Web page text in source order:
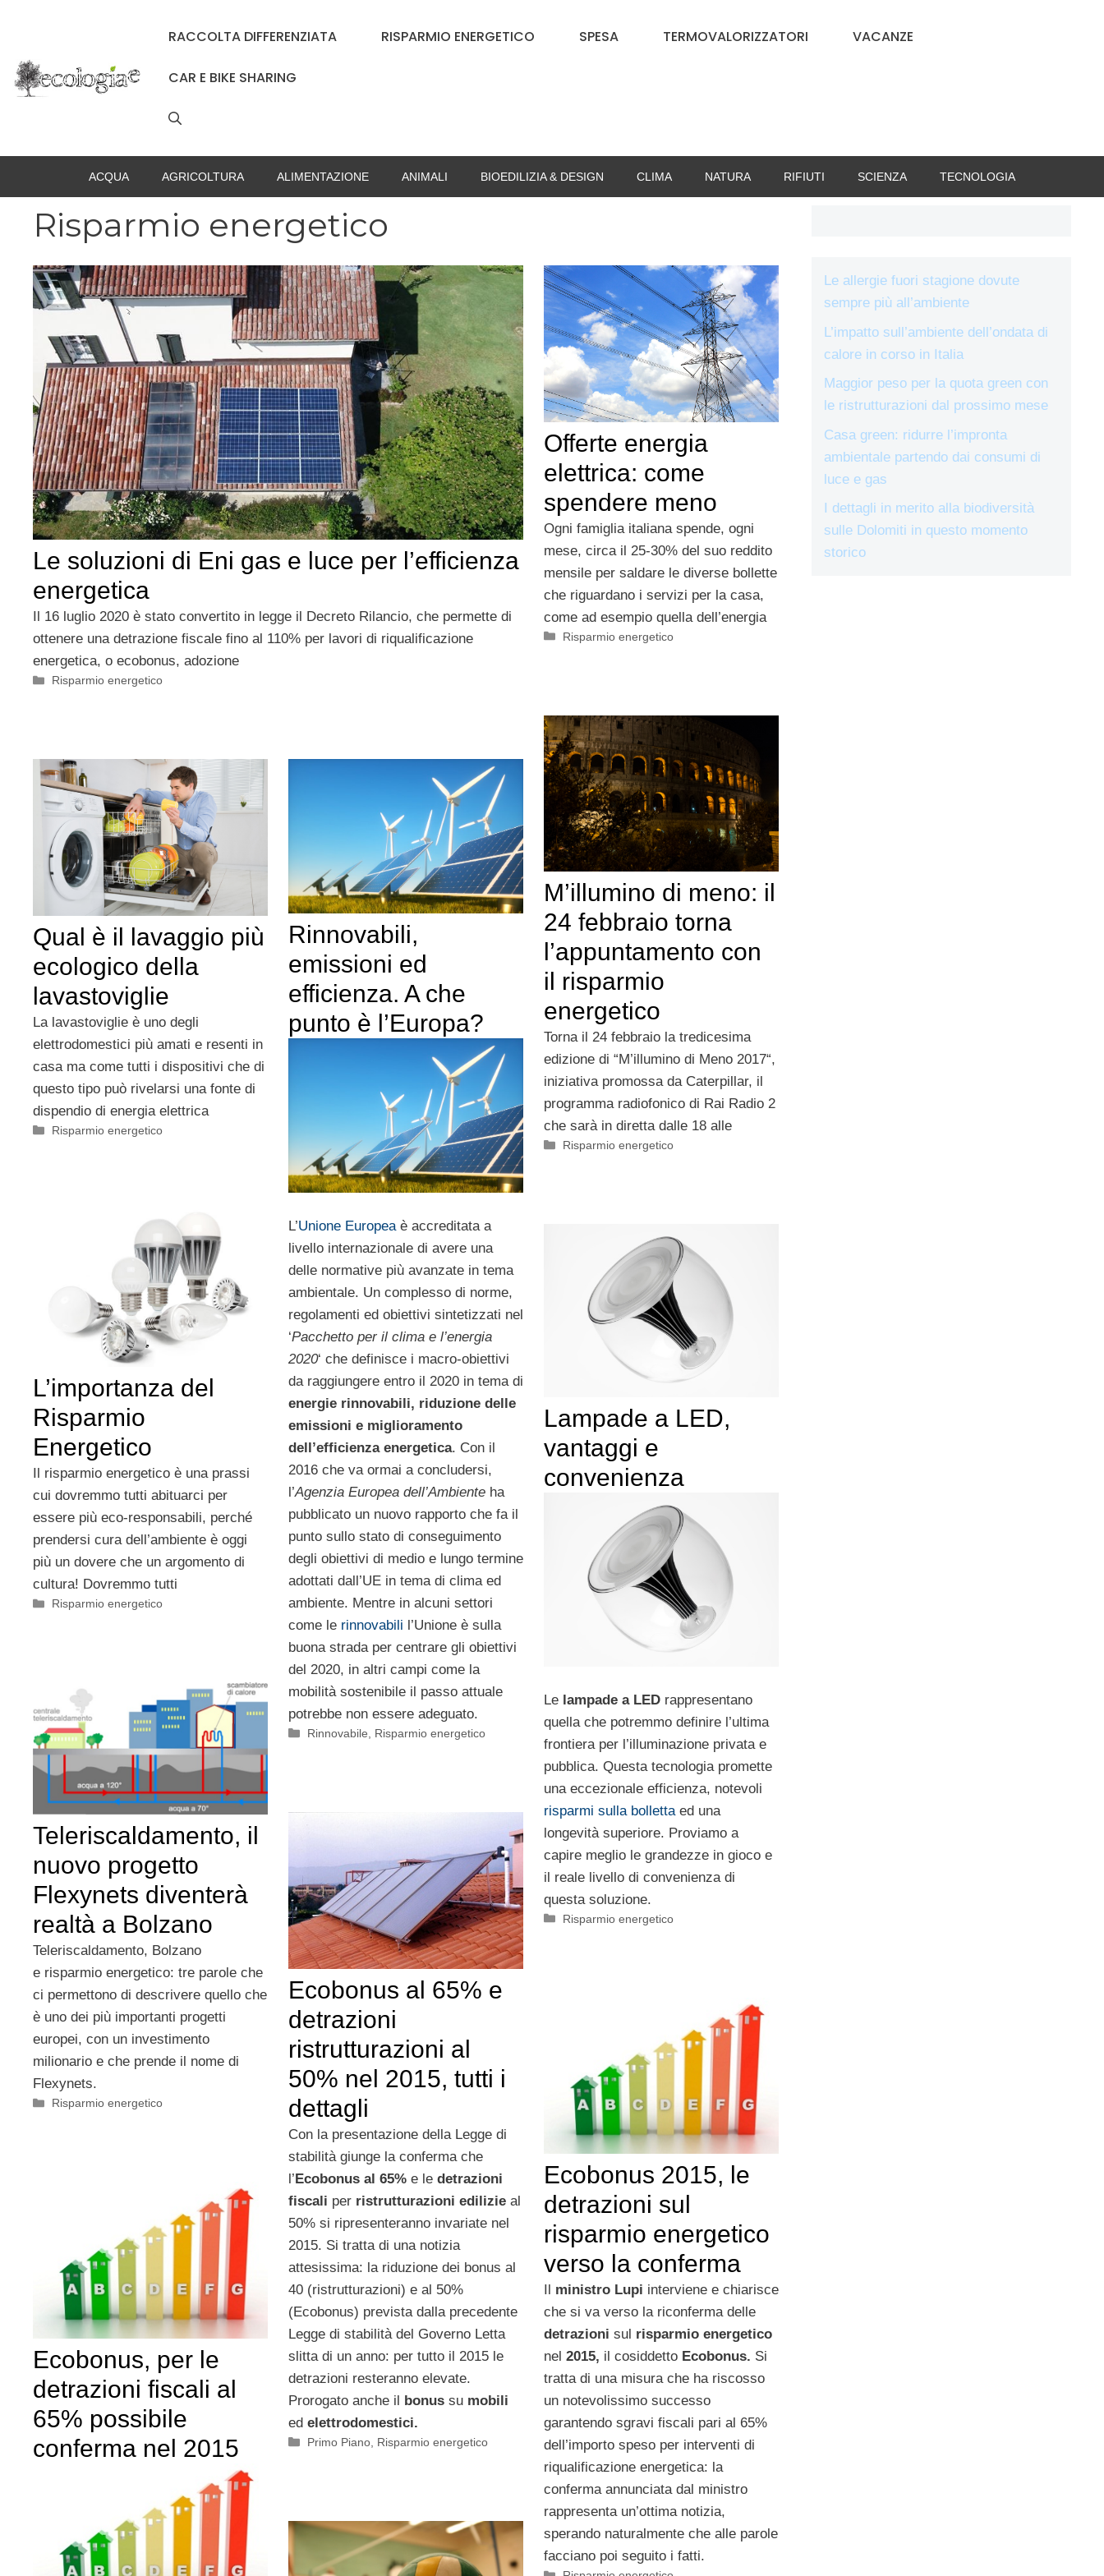
RACCOLTA DIFFERENZIATA RISPARMIO ENERGETICO SPESA TERMOVALORIZZATORI VACANZE
CAR E BIKE SHARING
ACQUA AGRICOLTURA ALIMENTAZIONE ANIMALI BIOEDILIZIA & DESIGN CLIMA NATURA RIFIUTI SCIENZA TECNOLOGIA
Risparmio energetico
Le soluzioni di Eni gas e luce per l’efficienza
energetica
Il 16 luglio 2020 è stato convertito in legge il Decreto Rilancio, che permette di
ottenere una detrazione fiscale fino al 110% per lavori di riqualificazione
energetica, o ecobonus, adozione
Categorie
Risparmio energetico
Offerte energia
elettrica: come
spendere meno
Ogni famiglia italiana spende, ogni
mese, circa il 25-30% del suo reddito
mensile per saldare le diverse bollette
che riguardano i servizi per la casa,
come ad esempio quella dell’energia
Categorie
Risparmio energetico
M’illumino di meno: il
24 febbraio torna
l’appuntamento con
il risparmio
energetico
Torna il 24 febbraio la tredicesima
edizione di “M’illumino di Meno 2017“,
iniziativa promossa da Caterpillar, il
programma radiofonico di Rai Radio 2
che sarà in diretta dalle 18 alle
Categorie
Risparmio energetico
Qual è il lavaggio più
ecologico della
lavastoviglie
La lavastoviglie è uno degli
elettrodomestici più amati e resenti in
casa ma come tutti i dispositivi che di
questo tipo può rivelarsi una fonte di
dispendio di energia elettrica
Categorie
Risparmio energetico
Rinnovabili,
emissioni ed
efficienza. A che
punto è l’Europa?
L’Unione Europeaè accreditata a
livello internazionale di avere una
delle normative più avanzate in tema
ambientale. Un complesso di norme,
regolamenti ed obiettivi sintetizzati nel
‘Pacchetto per il clima e l’energia
2020‘ che definisce i macro-obiettivi
da raggiungere entro il 2020 in tema di
energie rinnovabili, riduzione delle
emissioni e miglioramento
dell’efficienza energetica. Con il
2016 che va ormai a concludersi,
l’Agenzia Europea dell’Ambienteha
pubblicato un nuovo rapporto che fa il
punto sullo stato di conseguimento
degli obiettivi di medio e lungo termine
adottati dall’UE in tema di clima ed
ambiente. Mentre in alcuni settori
come le rinnovabili l’Unione è sulla
buona strada per centrare gli obiettivi
del 2020, in altri campi come la
mobilità sostenibile il passo attuale
potrebbe non essere adeguato.
Categorie
Rinnovabile Risparmio energetico
L’importanza del
Risparmio
Energetico
Il risparmio energetico è una prassi
cui dovremmo tutti abituarci per
essere più eco-responsabili, perché
prendersi cura dell’ambiente è oggi
più un dovere che un argomento di
cultura! Dovremmo tutti
Categorie
Risparmio energetico
Lampade a LED,
vantaggi e
convenienza
Le lampade a LEDrappresentano
quella che potremmo definire l’ultima
frontiera per l’illuminazione privata e
pubblica. Questa tecnologia promette
una eccezionale efficienza, notevoli
risparmi sulla bollettaed una
longevità superiore. Proviamo a
capire meglio le grandezze in gioco e
il reale livello di convenienza di
questa soluzione.
Categorie
Risparmio energetico
Teleriscaldamento, il
nuovo progetto
Flexynets diventerà
realtà a Bolzano
Teleriscaldamento, Bolzano
e risparmio energetico: tre parole che
ci permettono di descrivere quello che
è uno dei più importanti progetti
europei, con un investimento
milionario e che prende il nome di
Flexynets.
Categorie
Risparmio energetico
Ecobonus al 65% e
detrazioni
ristrutturazioni al
50% nel 2015, tutti i
dettagli
Con la presentazione della Legge di
stabilità giunge la conferma che
l’Ecobonus al 65%e le detrazioni
fiscali per ristrutturazioni edilizieal
50% si ripresenteranno invariate nel
2015. Si tratta di una notizia
attesissima: la riduzione dei bonus al
40 (ristrutturazioni) e al 50%
(Ecobonus) prevista dalla precedente
Legge di stabilità del Governo Letta
slitta di un anno: per tutto il 2015 le
detrazioni resteranno elevate.
Prorogato anche il bonussu mobili
ed elettrodomestici.
Categorie
Primo Piano Risparmio energetico
Ecobonus 2015, le
detrazioni sul
risparmio energetico
verso la conferma
ministro Lupi interviene e chiarisce
che si va verso la riconferma delle
detrazioni sul risparmio energetico
nel 2015, il cosiddetto Ecobonus. Si
tratta di una misura che ha riscosso
un notevolissimo successo
garantendo sgravi fiscali pari al 65%
dell’importo speso per interventi di
riqualificazione energetica: la
conferma annunciata dal ministro
rappresenta un’ottima notizia,
sperando naturalmente che alle parole
facciano poi seguito i fatti.
Ecobonus, per le
detrazioni fiscali al
65% possibile
conferma nel 2015
Le allergie fuori stagione dovute
sempre più all’ambiente
L’impatto sull’ambiente dell’ondata di
calore in corso in Italia
Maggior peso per la quota green con
le ristrutturazioni dal prossimo mese
Casa green: ridurre l’impronta
ambientale partendo dai consumi di
luce e gas
I dettagli in merito alla biodiversità
sulle Dolomiti in questo momento
storico